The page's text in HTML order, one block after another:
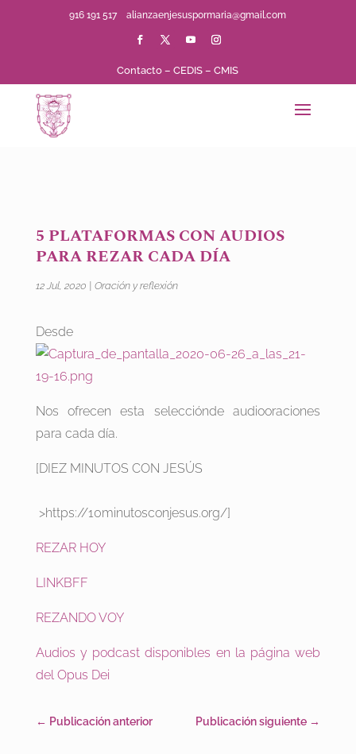
916 191 517alianzaenjesuspormaria@gmail.com
Contacto –CEDIS –CMIS
5 PLATAFORMAS CON AUDIOS
PARA REZAR CADA DÍA
12 Jul, 2020 Oración y reflexión
Desde
Nos ofrecen esta selecciónde audiooraciones
para cada día.
[DIEZ MINUTOS CON JESÚS
>https://10minutosconjesus.org/]
REZAR HOY
LINKBFF
REZANDO VOY
Audios y podcast disponibles en la página web
del Opus Dei
← Publicación anterior Publicación siguiente →